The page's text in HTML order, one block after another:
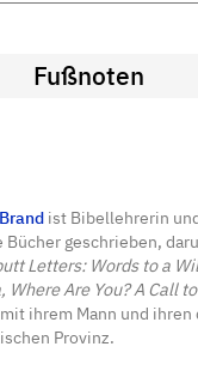
Fußnoten
ist Bibellehrerin
Bücher geschrieben,
Letters: Words to a
Where Are You? A Call
ihrem Mann und ihren
Provinz.